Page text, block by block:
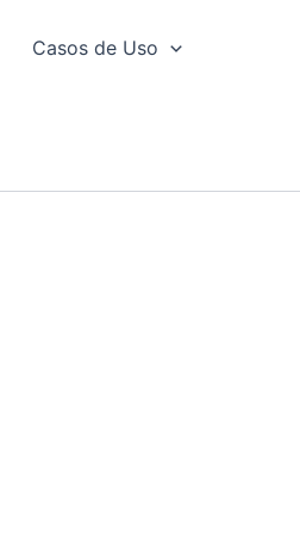
Casos de Uso